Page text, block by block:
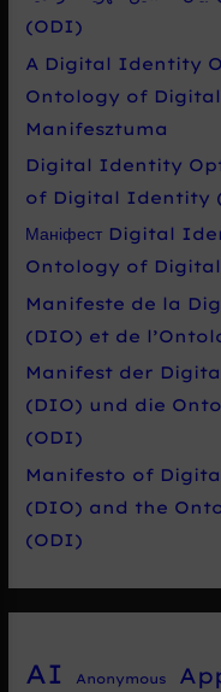
(ODI)
A Digital Identity
Ontology of
Manifesztuma
Digital Identity
of Digital Identity
Маніфест Digital
Ontology of
Manifeste de la
(DIO) et de
Manifest der
(DIO) und die
(ODI)
Manifesto of
(DIO) and the
(ODI)
AI Anonymous